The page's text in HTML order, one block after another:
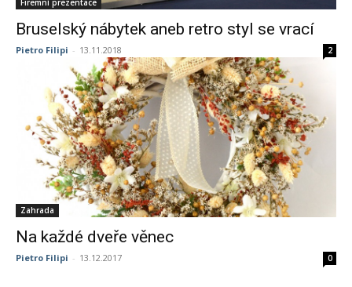
Firemní prezentace
Bruselský nábytek aneb retro styl se vrací
Pietro Filipi - 13.11.2018 2
Zahrada
Na každé dveře věnec
Pietro Filipi - 13.12.2017 0